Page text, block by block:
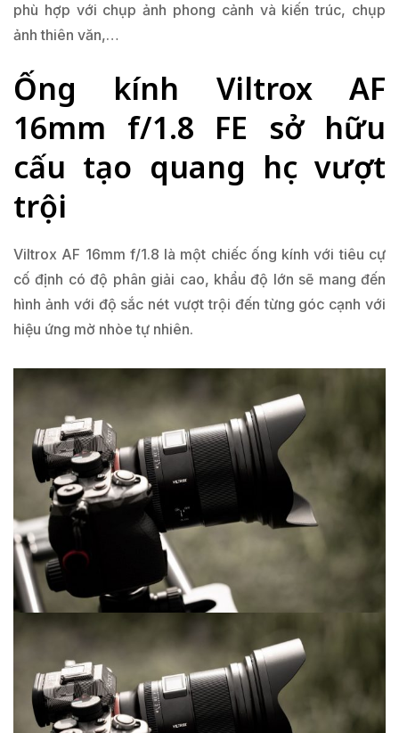
phù hợp với chụp ảnh phong cảnh và kiến trúc, chụp
ảnh thiên văn,…
Ống kính Viltrox AF
16mm f/1.8 FE sở hữu
cấu tạo quang học vượt
trội
Viltrox AF 16mm f/1.8 là một chiếc ống kính với tiêu cự
cố định có độ phân giải cao, khẩu độ lớn sẽ mang đến
hình ảnh với độ sắc nét vượt trội đến từng góc cạnh với
hiệu ứng mờ nhòe tự nhiên.